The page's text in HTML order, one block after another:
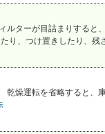
ターが目詰まりすると
り、つけ置きしたり、残
燥運転を省略すると、